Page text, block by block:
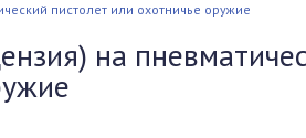
пистолет или охотничье оружие
на